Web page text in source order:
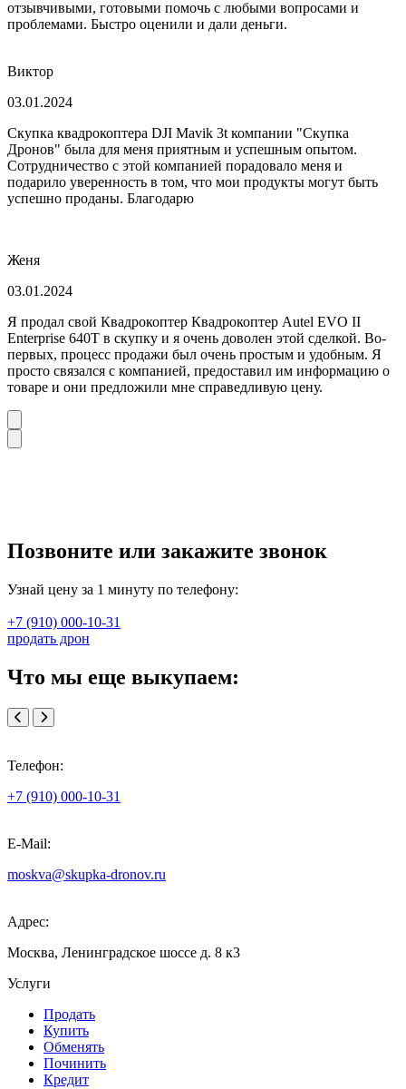
отзывчивыми, готовыми помочь с любыми вопросами и
проблемами. Быстро оценили и дали деньги.
Виктор
03.01.2024
Скупка квадрокоптера DJI Mavik 3t компании "Скупка
Дронов" была для меня приятным и успешным опытом.
Сотрудничество с этой компанией порадовало меня и
подарило уверенность в том, что мои продукты могут быть
успешно проданы. Благодарю
Женя
03.01.2024
Я продал свой Квадрокоптер Квадрокоптер Autel EVO II
Enterprise 640T в скупку и я очень доволен этой сделкой. Во-
первых, процесс продажи был очень простым и удобным. Я
просто связался с компанией, предоставил им информацию о
товаре и они предложили мне справедливую цену.
Позвоните или закажите звонок
Узнай цену за 1 минуту по телефону:
+7 (910) 000-10-31
продать дрон
Что мы еще выкупаем:
Телефон:
+7 (910) 000-10-31
E-Mail:
moskva@skupka-dronov.ru
Адрес:
Москва, Ленинградское шоссе д. 8 к3
Услуги
Продать
Купить
Обменять
Починить
Кредит